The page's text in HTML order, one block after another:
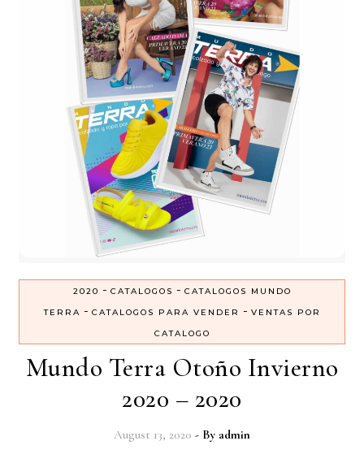
2020 - CATALOGOS - CATALOGOS MUNDO
TERRA - CATALOGOS PARA VENDER - VENTAS POR
CATALOGO
Mundo Terra Otoño Invierno
2020 – 2020
August 13, 2020 - By admin